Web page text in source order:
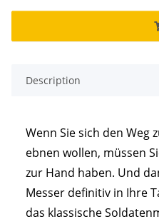
Description
Wenn Sie sich den Weg
ebnen wollen, müssen
zur Hand haben. Und
Messer definitiv in Ihre
das klassische